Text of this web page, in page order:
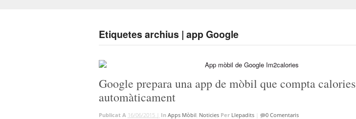
Etiquetes archius | app Google
Google prepara una app de mòbil que compta calories
automàticament
Publicat A 16/06/2015 | In Apps Mòbil, Noticies Per Llepadits 0 Comentaris